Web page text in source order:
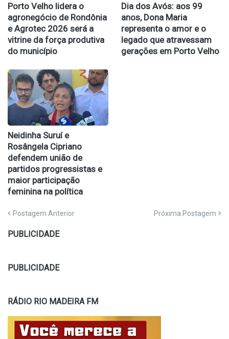
Porto Velho lidera o
agronegócio de Rondônia
e Agrotec 2026 será a
vitrine da força produtiva
do município
Dia dos Avós: aos 99
anos, Dona Maria
representa o amor e o
legado que atravessam
gerações em Porto Velho
Neidinha Suruí e
Rosângela Cipriano
defendem união de
partidos progressistas e
maior participação
feminina na política
Postagem Anterior Próxima Postagem
PUBLICIDADE
PUBLICIDADE
RÁDIO RIO MADEIRA FM